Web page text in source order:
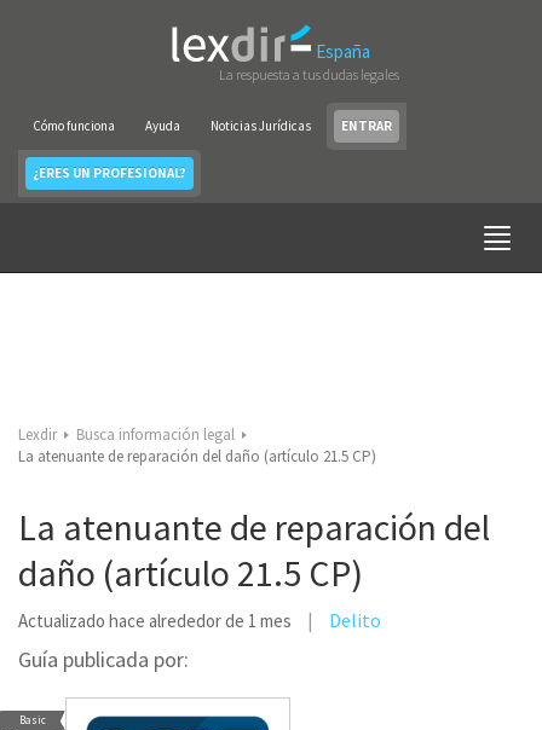
España
La respuesta a tus dudas legales
Cómo funciona Ayuda Noticias Jurídicas ENTRAR
¿ERES UN PROFESIONAL?
Lexdir
Busca información legal
La atenuante de reparación del daño (artículo 21.5 CP)
La atenuante de reparación del
daño (artículo 21.5 CP)
Actualizado hace alrededor de 1 mes Delito
Guía publicada por:
Basic